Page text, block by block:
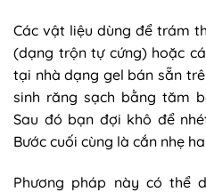
Các vật liệu dùng để trám
(dạng trộn tự cứng) hoặc
tại nhà dạng gel bán sẵn
sinh răng sạch bằng tăm
Sau đó bạn đợi khô để
Bước cuối cùng là cắn nhẹ
Phương pháp này có thể